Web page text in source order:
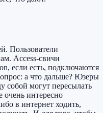
Пользователи
Access-свичи
если есть, подключаются
а что дальше? Юзеры
собой могут пересылать
интересно
в интернет ходить,